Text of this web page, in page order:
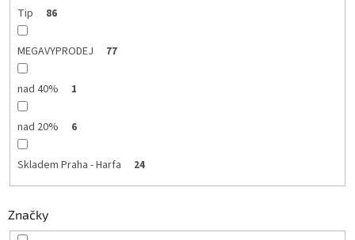
Tip 86
MEGAVYPRODEJ 77
nad 40% 1
nad 20% 6
Skladem Praha - Harfa 24
Značky